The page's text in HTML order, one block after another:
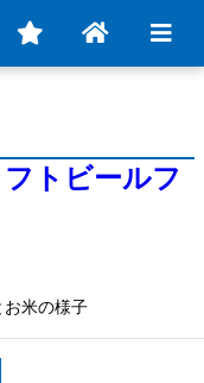
トビールフ
お米の様子